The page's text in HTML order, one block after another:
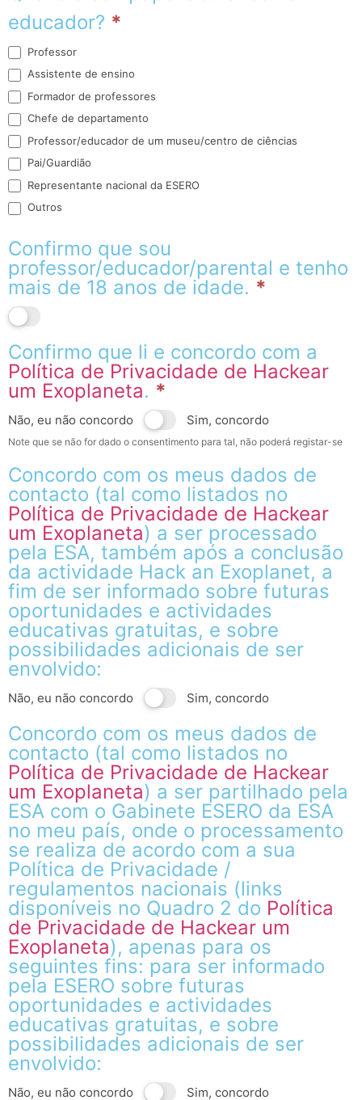
educador? *
Professor
Assistente de ensino
Formador de professores
Chefe de departamento
Professor/educador de um museu/centro de ciências
Pai/Guardião
Representante nacional da ESERO
Outros
Confirmo que sou
professor/educador/parental e tenho
mais de 18 anos de idade. *
Confirmo que li e concordo com a
Política de Privacidade de Hackear
um Exoplaneta. *
Não, eu não concordo Sim, concordo
Note que se não for dado o consentimento para tal, não poderá registar-se
Concordo com os meus dados de
contacto (tal como listados no
Política de Privacidade de Hackear
um Exoplaneta) a ser processado
pela ESA, também após a conclusão
da actividade Hack an Exoplanet, a
fim de ser informado sobre futuras
oportunidades e actividades
educativas gratuitas, e sobre
possibilidades adicionais de ser
envolvido:
Não, eu não concordo Sim, concordo
Concordo com os meus dados de
contacto (tal como listados no
Política de Privacidade de Hackear
um Exoplaneta) a ser partilhado pela
ESA com o Gabinete ESERO da ESA
no meu país, onde o processamento
se realiza de acordo com a sua
Política de Privacidade /
regulamentos nacionais (links
disponíveis no Quadro 2 do Política
de Privacidade de Hackear um
Exoplaneta), apenas para os
seguintes fins: para ser informado
pela ESERO sobre futuras
oportunidades e actividades
educativas gratuitas, e sobre
possibilidades adicionais de ser
envolvido:
Não, eu não concordo Sim, concordo